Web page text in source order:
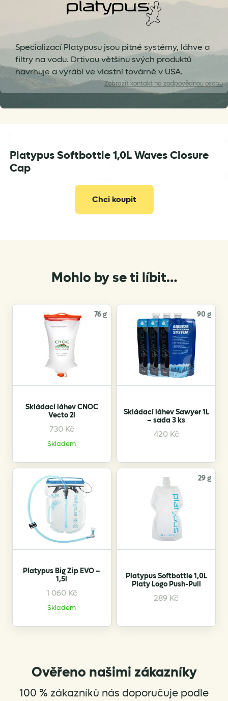
Specializací Platypusu jsou pitné systémy, láhve a
filtry na vodu. Drtivou většinu svých produktů
navrhuje a vyrábí ve vlastní továrně v USA.
Zobrazit kontakt na zodpovědnou osobu
info@vertone.cz
Platypus Softbottle 1,0L Waves Closure
Cap
Chci koupit
Mohlo by se ti líbit…
76 g
Skládací láhev CNOC
Vecto 2l
730 Kč
Skladem
This
product
multiple
variants.
The
options
may
be
chosen
on
product
page
90 g
Skládací láhev Sawyer 1L
– sada 3 ks
420 Kč
Platypus Big Zip EVO –
1,5l
1 060 Kč
Skladem
29 g
Platypus Softbottle 1,0L
Platy Logo Push-Pull
289 Kč
Ověřeno našimi zákazníky
100 % zákazníků nás doporučuje podle